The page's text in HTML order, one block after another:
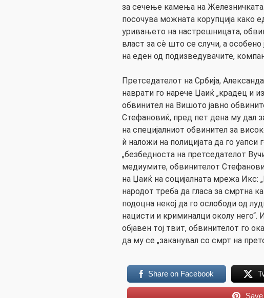
за сечење камења на Железничката
посочува можната корупција како
уривањето на настрешницата,
власт за сѐ што се случи, а
на еден од подизведувачите,
Претседателот на Србија,
наврати го нарече Џаиќ „крадец и
обвинител на Вишото јавно
Стефановиќ, пред пет дена му дал
на специјалниот обвинител за
ѝ наложи на полицијата да го уапси
„безбедноста на претседателот
медиумите, обвинителот
на Џаиќ на социјалната мрежа Икс:
народот треба да гласа за смртна
подоцна некој да го ослободи од
нацисти и криминалци околу
објавен тој твит, обвинителот го
да му се „заканувал со смрт на
Share on Facebook
Save